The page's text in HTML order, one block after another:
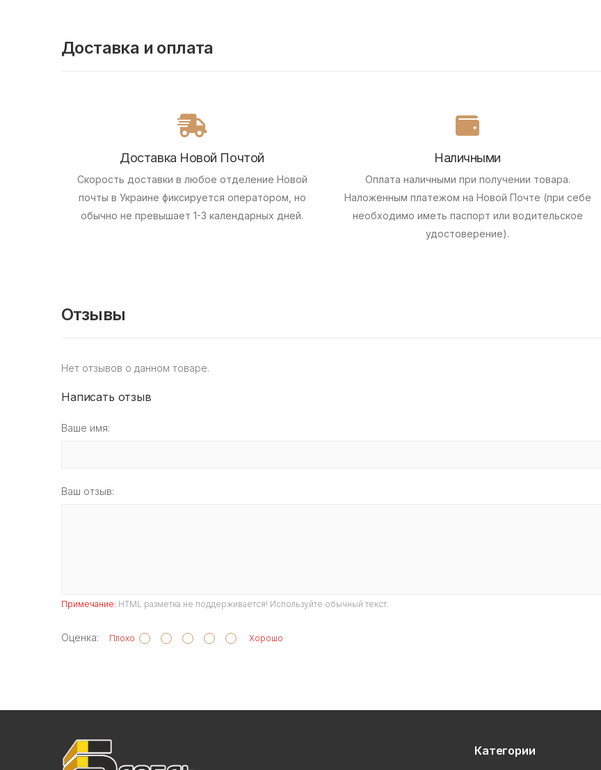
Доставка и оплата
Доставка Новой Почтой
Скорость доставки в любое отделение Новой
почты в Украине фиксируется оператором, но
обычно не превышает 1-3 календарных дней.
Наличными
Оплата наличными при получении товара.
Наложенным платежом на Новой Почте (при себе
необходимо иметь паспорт или водительское
удостоверение).
Отзывы
Нет отзывов о данном товаре.
Написать отзыв
Ваше имя:
Ваш отзыв:
Примечание: HTML разметка не поддерживается! Используйте обычный текст.
Оценка: Плохо Хорошо
Категории